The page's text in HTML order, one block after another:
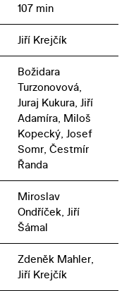
107 min
Jiří Krejčík
Božidara
Turzonovová,
Juraj Kukura, Jiří
Adamíra, Miloš
Kopecký, Josef
Somr, Čestmír
Řanda
Miroslav
Ondříček, Jiří
Šámal
Zdeněk Mahler,
Jiří Krejčík